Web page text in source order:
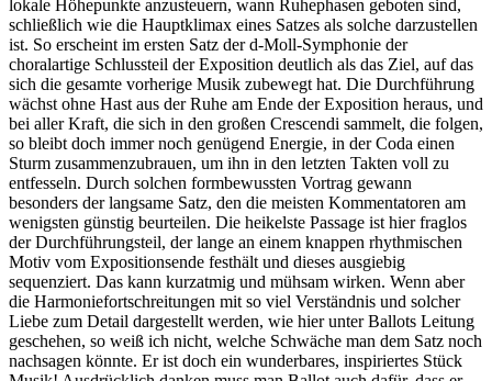
lokale Höhepunkte anzusteuern, wann Ruhephasen geboten sind,
schließlich wie die Hauptklimax eines Satzes als solche darzustellen
ist. So erscheint im ersten Satz der d-Moll-Symphonie der
choralartige Schlussteil der Exposition deutlich als das Ziel, auf das
sich die gesamte vorherige Musik zubewegt hat. Die Durchführung
wächst ohne Hast aus der Ruhe am Ende der Exposition heraus, und
bei aller Kraft, die sich in den großen Crescendi sammelt, die folgen,
so bleibt doch immer noch genügend Energie, in der Coda einen
Sturm zusammenzubrauen, um ihn in den letzten Takten voll zu
entfesseln. Durch solchen formbewussten Vortrag gewann
besonders der langsame Satz, den die meisten Kommentatoren am
wenigsten günstig beurteilen. Die heikelste Passage ist hier fraglos
der Durchführungsteil, der lange an einem knappen rhythmischen
Motiv vom Expositionsende festhält und dieses ausgiebig
sequenziert. Das kann kurzatmig und mühsam wirken. Wenn aber
die Harmoniefortschreitungen mit so viel Verständnis und solcher
Liebe zum Detail dargestellt werden, wie hier unter Ballots Leitung
geschehen, so weiß ich nicht, welche Schwäche man dem Satz noch
nachsagen könnte. Er ist doch ein wunderbares, inspiriertes Stück